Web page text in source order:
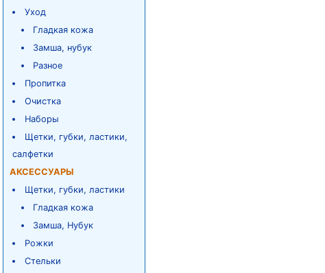
Уход
Гладкая кожа
Замша, нубук
Разное
Пропитка
Очистка
Наборы
Щетки, губки, ластики,
салфетки
АКСЕССУАРЫ
Щетки, губки, ластики
Гладкая кожа
Замша, Нубук
Рожки
Стельки